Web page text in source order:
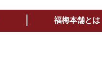
福梅本舗とは